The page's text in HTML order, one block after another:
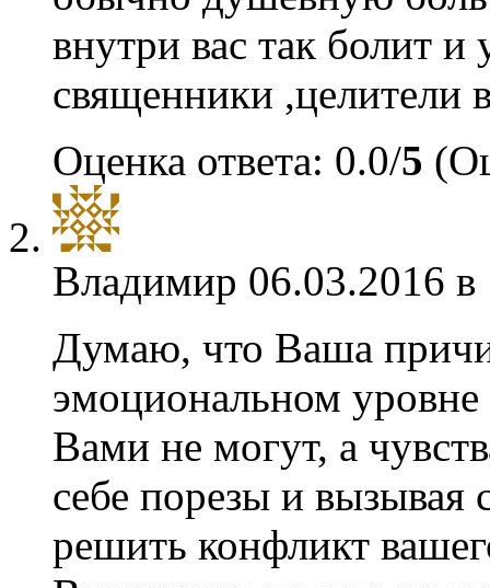
внутри вас так болит
священники ,целители
Оценка ответа: 0.0/5
Владимир 06.03.2016
Думаю, что Ваша
эмоциональном
Вами не могут, а
себе порезы и вызывая
решить конфликт